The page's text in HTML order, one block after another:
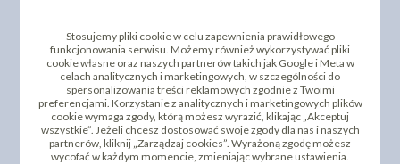
DO KOSZYKA DO KOSZYKA
Stosujemy pliki cookie w celu zapewnienia prawidłowego
funkcjonowania serwisu. Możemy również wykorzystywać pliki
cookie własne oraz naszych partnerów takich jak Google i Meta w
celach analitycznych i marketingowych, w szczególności do
spersonalizowania treści reklamowych zgodnie z Twoimi
preferencjami. Korzystanie z analitycznych i marketingowych plików
cookie wymaga zgody, którą możesz wyrazić, klikając „Akceptuj
wszystkie”. Jeżeli chcesz dostosować swoje zgody dla nas i naszych
partnerów, kliknij „Zarządzaj cookies”. Wyrażoną zgodę możesz
wycofać w każdym momencie, zmieniając wybrane ustawienia.